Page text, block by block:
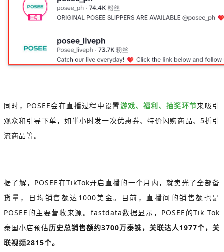
同时，POSEE会在直播过程中设置游戏、福利、抽奖环节来吸引
观众和引导下单，如半小时发一次优惠券、特价闪购商品、5折引
流商品等。
据了解，POSEE在TikTok开启直播的一个月内，就卖光了全部备
货量，日均销售额达1000美金。目前，直播间的销售额也是
POSEE的主要营收来源。fastdata数据显示，POSEE的Tik Tok
泰国小店预估历史总销售额约3700万泰铢，关联达人1977个，关
联视频2815个。